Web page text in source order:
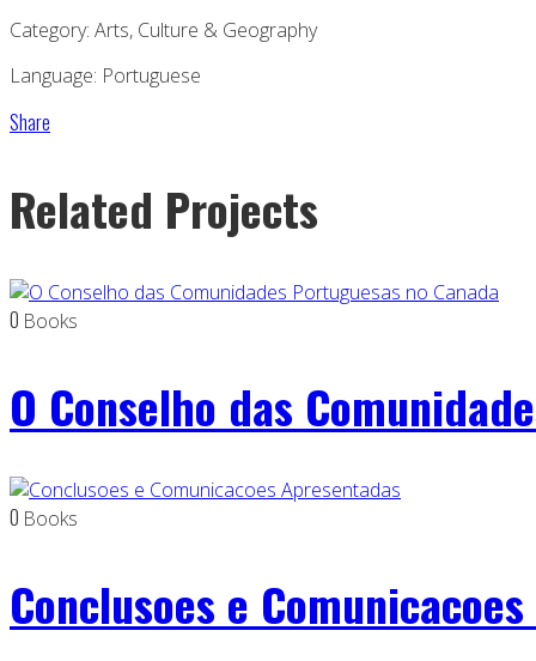
Category: Arts, Culture & Geography
Language: Portuguese
Share
Related Projects
0 Books
O Conselho das
0 Books
Conclusoes e